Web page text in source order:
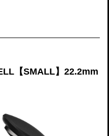
【SMALL】22.2mm